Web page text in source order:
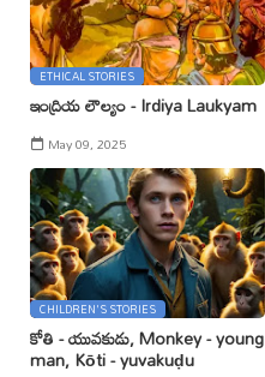
ETHICAL STORIES
ఇంద్రియ లౌల్యం - Irdiya Laukyam
May 09, 2025
CHILDREN'S STORIES
కోతి - యువకుడు, Monkey - young
man, Kōti - yuvakuḍu